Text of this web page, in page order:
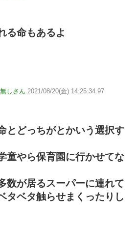
る命もあるよ
しさん 2021/08/20(金) 14:25:34.97
とどっちがとかいう選択す
童やら保育園に行かせてな
数が居るスーパーに連れて
タベタ触らせまくったりし